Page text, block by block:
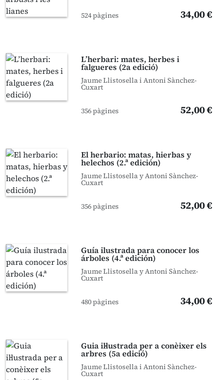
524 pàgines 34,00 €
L’herbari: mates, herbes i
falgueres (2a edició)
Jaume Llistosella i Antoni Sànchez-
Cuxart
356 pàgines 52,00 €
El herbario: matas, hierbas y
helechos (2.ª edición)
Jaume Llistosella y Antoni Sànchez-
Cuxart
356 pàgines 52,00 €
Guía ilustrada para conocer los
árboles (4.ª edición)
Jaume Llistosella y Antoni Sànchez-
Cuxart
480 pàgines 34,00 €
Guia il·lustrada per a conèixer els
arbres (5a edició)
Jaume Llistosella i Antoni Sànchez-
Cuxart